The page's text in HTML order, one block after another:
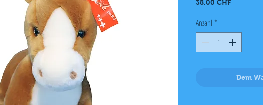
38,00 CHFPreis
Anzahl *
Dem